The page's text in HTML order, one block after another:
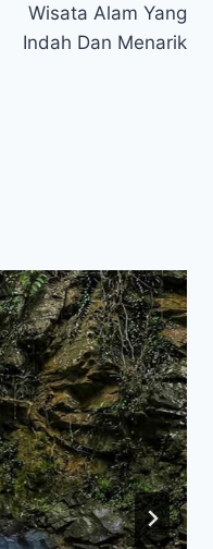
Wisata Alam Yang
Indah Dan Menarik